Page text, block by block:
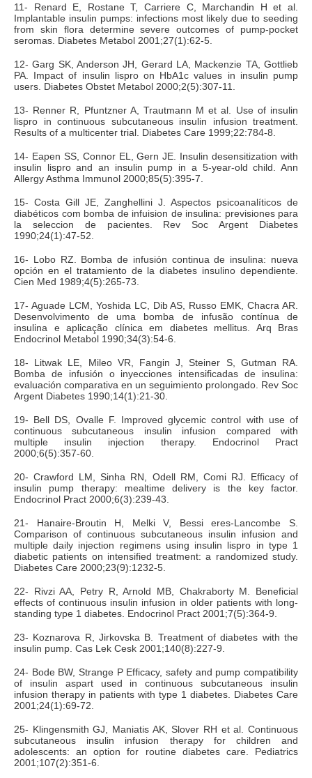
11- Renard E, Rostane T, Carriere C, Marchandin H et al.
Implantable insulin pumps: infections most likely due to seeding
from skin flora determine severe outcomes of pump-pocket
seromas. Diabetes Metabol 2001;27(1):62-5.
12- Garg SK, Anderson JH, Gerard LA, Mackenzie TA, Gottlieb
PA. Impact of insulin lispro on HbA1c values in insulin pump
users. Diabetes Obstet Metabol 2000;2(5):307-11.
13- Renner R, Pfuntzner A, Trautmann M et al. Use of insulin
lispro in continuous subcutaneous insulin infusion treatment.
Results of a multicenter trial. Diabetes Care 1999;22:784-8.
14- Eapen SS, Connor EL, Gern JE. Insulin desensitization with
insulin lispro and an insulin pump in a 5-year-old child. Ann
Allergy Asthma Immunol 2000;85(5):395-7.
15- Costa Gill JE, Zanghellini J. Aspectos psicoanalíticos de
diabéticos com bomba de infuision de insulina: previsiones para
la seleccion de pacientes. Rev Soc Argent Diabetes
1990;24(1):47-52.
16- Lobo RZ. Bomba de infusión continua de insulina: nueva
opción en el tratamiento de la diabetes insulino dependiente.
Cien Med 1989;4(5):265-73.
17- Aguade LCM, Yoshida LC, Dib AS, Russo EMK, Chacra AR.
Desenvolvimento de uma bomba de infusão contínua de
insulina e aplicação clínica em diabetes mellitus. Arq Bras
Endocrinol Metabol 1990;34(3):54-6.
18- Litwak LE, Mileo VR, Fangin J, Steiner S, Gutman RA.
Bomba de infusión o inyecciones intensificadas de insulina:
evaluación comparativa en un seguimiento prolongado. Rev Soc
Argent Diabetes 1990;14(1):21-30.
19- Bell DS, Ovalle F. Improved glycemic control with use of
continuous subcutaneous insulin infusion compared with
multiple insulin injection therapy. Endocrinol Pract
2000;6(5):357-60.
20- Crawford LM, Sinha RN, Odell RM, Comi RJ. Efficacy of
insulin pump therapy: mealtime delivery is the key factor.
Endocrinol Pract 2000;6(3):239-43.
21- Hanaire-Broutin H, Melki V, Bessi eres-Lancombe S.
Comparison of continuous subcutaneous insulin infusion and
multiple daily injection regimens using insulin lispro in type 1
diabetic patients on intensified treatment: a randomized study.
Diabetes Care 2000;23(9):1232-5.
22- Rivzi AA, Petry R, Arnold MB, Chakraborty M. Beneficial
effects of continuous insulin infusion in older patients with long-
standing type 1 diabetes. Endocrinol Pract 2001;7(5):364-9.
23- Koznarova R, Jirkovska B. Treatment of diabetes with the
insulin pump. Cas Lek Cesk 2001;140(8):227-9.
24- Bode BW, Strange P Efficacy, safety and pump compatibility
of insulin aspart used in continuous subcutaneous insulin
infusion therapy in patients with type 1 diabetes. Diabetes Care
2001;24(1):69-72.
25- Klingensmith GJ, Maniatis AK, Slover RH et al. Continuous
subcutaneous insulin infusion therapy for children and
adolescents: an option for routine diabetes care. Pediatrics
2001;107(2):351-6.